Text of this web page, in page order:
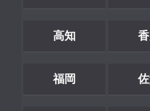
高知 香
福岡